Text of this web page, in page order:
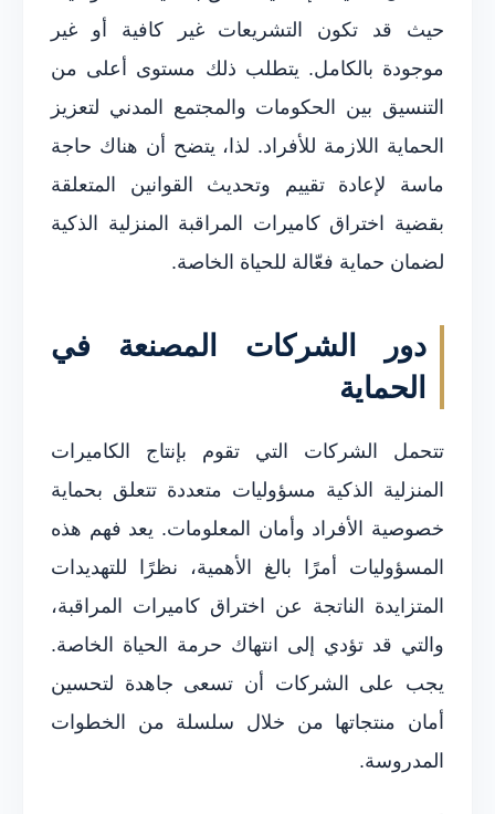
حيث قد تكون التشريعات غير كافية أو غير
موجودة بالكامل. يتطلب ذلك مستوى أعلى من
التنسيق بين الحكومات والمجتمع المدني لتعزيز
الحماية اللازمة للأفراد. لذا، يتضح أن هناك حاجة
ماسة لإعادة تقييم وتحديث القوانين المتعلقة
بقضية اختراق كاميرات المراقبة المنزلية الذكية
لضمان حماية فعّالة للحياة الخاصة.
دور الشركات المصنعة في
الحماية
تتحمل الشركات التي تقوم بإنتاج الكاميرات
المنزلية الذكية مسؤوليات متعددة تتعلق بحماية
خصوصية الأفراد وأمان المعلومات. يعد فهم هذه
المسؤوليات أمرًا بالغ الأهمية، نظرًا للتهديدات
المتزايدة الناتجة عن اختراق كاميرات المراقبة،
والتي قد تؤدي إلى انتهاك حرمة الحياة الخاصة.
يجب على الشركات أن تسعى جاهدة لتحسين
أمان منتجاتها من خلال سلسلة من الخطوات
المدروسة.